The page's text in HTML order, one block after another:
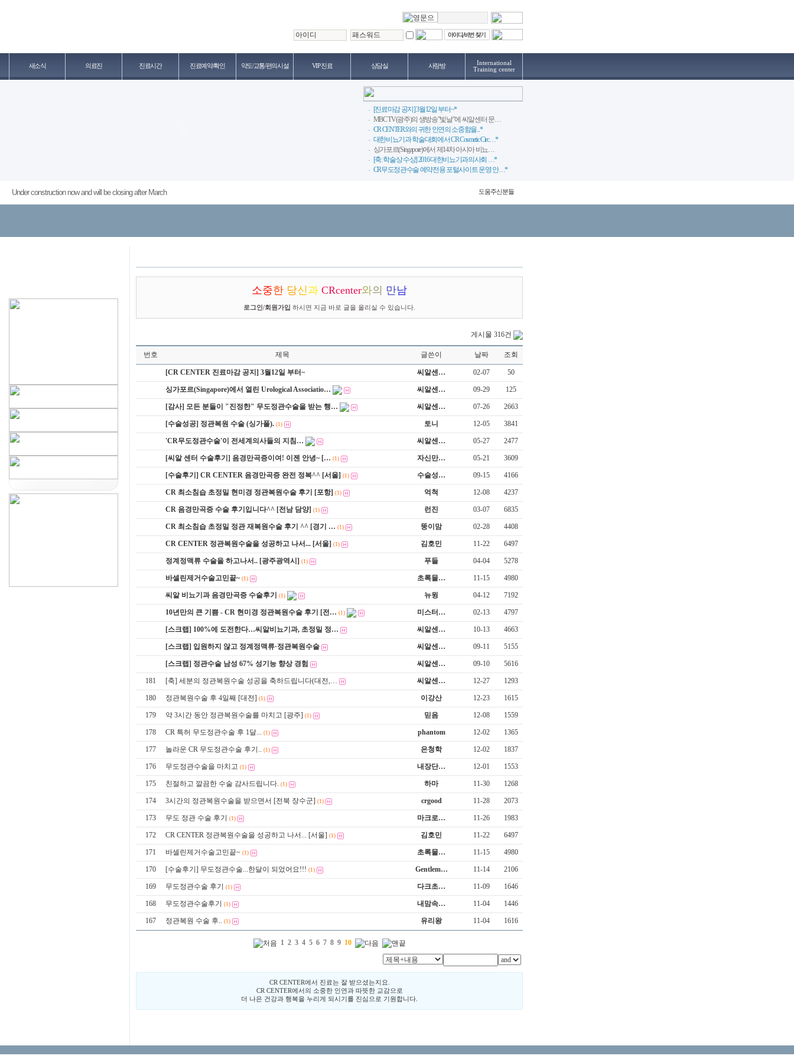
새소식 의료진 진료시간 진료예약/확인 약도/교통/편의시설 VIP 진료 상담실 사랑방
International
Training center
[진료마감 공지] 3월12일 부터~*
MBC TV(광주)의 생방송"빛날"에 씨알센터 문…
CR CENTER와의 귀한 인연의 소중함을...*
대한비뇨기과 학술대회에서 CR Cosmetic Circ…*
싱가포르(Singapore)에서 제14차 아시아 비뇨…
[축: 학술상 수상] 2016 대한비뇨기과의사회 …*
CR무도정관수술 예약전용 포털사이트 운영 안…*
Under construction now and will be closing after March 도움주신분들
소중한 당신과 CRcenter와의 만남
로그인 /회원가입 하시면 지금 바로 글을 올리실 수 있습니다.
게시물 316건
번호 제목 글쓴이 날짜 조회
[CR CENTER 진료마감 공지] 3월12일 부터~ 씨알센… 02-07 50
싱가포르(Singapore)에서 열린 Urological Associatio… 씨알센… 09-29 125
[감사] 모든 분들이 "진정한" 무도정관수술을 받는 행… 씨알센… 07-26 2663
[수술성공] 정관복원 수술 (싱가폴). (1) 토니 12-05 3841
'CR무도정관수술'이 전세계의사들의 지침… 씨알센… 05-27 2477
[씨알 센터 수술후기] 음경만곡증이여! 이젠 안녕~ [… (1) 자신만… 05-21 3609
[수술후기] CR CENTER 음경만곡증 완전 정복^^ [서울] (1) 수술성… 09-15 4166
CR 최소침습 초정밀 현미경 정관복원수술 후기 [포항] (1) 억척 12-08 4237
CR 음경만곡증 수술 후기입니다^^ [전남 담양] (1) 런진 03-07 6835
CR 최소침습 초정밀 정관 재복원수술 후기 ^^ [경기 … (1) 뚱이맘 02-28 4408
CR CENTER 정관복원수술을 성공하고 나서... [서울] (1) 김호민 11-22 6497
정계정맥류 수술을 하고나서.. [광주광역시] (1) 푸들 04-04 5278
바셀린제거수술고민끝~ (1) 초록물… 11-15 4980
씨알 비뇨기과 음경만곡증 수술후기 (1) 뉴윙 04-12 7192
10년만의 큰 기쁨 - CR 현미경 정관복원수술 후기 [전… (1) 미스터… 02-13 4797
[스크랩] 100%에 도전한다…씨알비뇨기과, 초정밀 정… 씨알센… 10-13 4663
[스크랩] 입원하지 않고 정계정맥류·정관복원수술 씨알센… 09-11 5155
[스크랩] 정관수술 남성 67% 성기능 향상 경험 씨알센… 09-10 5616
181 [축] 세분의 정관복원수술 성공을 축하드립니다(대전,… 씨알센… 12-27 1293
180 정관복원수술 후 4일째 [대전] (1) 이강산 12-23 1615
179 약 3시간 동안 정관복원수술를 마치고 [광주] (1) 믿음 12-08 1559
178 CR 특허 무도정관수술 후 1달... (1) phantom 12-02 1365
177 놀라운 CR 무도정관수술 후기.. (1) 은청학 12-02 1837
176 무도정관수술을 마치고 (1) 내장단… 12-01 1553
175 친절하고 깔끔한 수술 감사드립니다. (1) 하마 11-30 1268
174 3시간의 정관복원수술을 받으면서 [전북 장수군] (1) crgood 11-28 2073
173 무도 정관 수술 후기 (1) 마크로… 11-26 1983
172 CR CENTER 정관복원수술을 성공하고 나서... [서울] (1) 김호민 11-22 6497
171 바셀린제거수술고민끝~ (1) 초록물… 11-15 4980
170 [수술후기] 무도정관수술...한달이 되었어요!!! (1) Gentlem… 11-14 2106
169 무도정관수술 후기 (1) 다크초… 11-09 1646
168 무도정관수술후기 (1) 내맘속… 11-04 1446
167 정관복원 수술 후.. (1) 유리왕 11-04 1616
1 2 3 4 5 6 7 8 9 10
CR CENTER에서 진료는 잘 받으셨는지요.
CR CENTER에서의 소중한 인연과 따뜻한 교감으로
더 나은 건강과 행복을 누리게 되시기를 진심으로 기원합니다.